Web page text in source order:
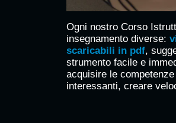
Ogni nostro Corso
insegnamento diverse:
scaricabili in pdf,
strumento facile e
acquisire le
interessanti, creare